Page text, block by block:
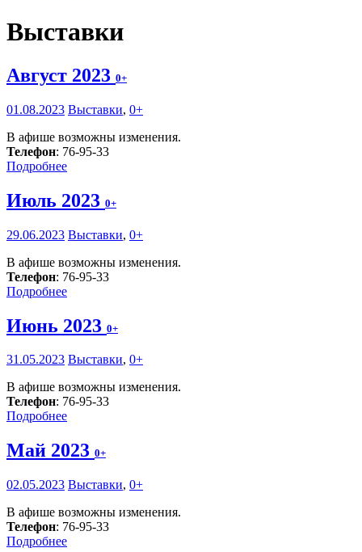
Выставки
Август 2023 0+
01.08.2023 Выставки, 0+
В афише возможны изменения.
Телефон: 76-95-33
Подробнее
Июль 2023 0+
29.06.2023 Выставки, 0+
В афише возможны изменения.
Телефон: 76-95-33
Подробнее
Июнь 2023 0+
31.05.2023 Выставки, 0+
В афише возможны изменения.
Телефон: 76-95-33
Подробнее
Май 2023 0+
02.05.2023 Выставки, 0+
В афише возможны изменения.
Телефон: 76-95-33
Подробнее